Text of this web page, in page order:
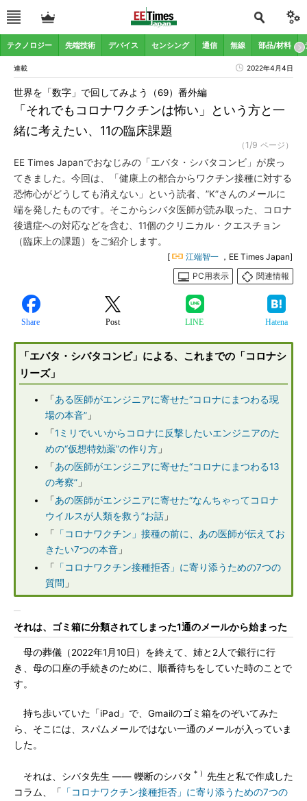
テクノロジー 先端技術 デバイス センシング 通信 無線 部品/材料
連載 2022年4月4日
「それでもコロナワクチンは怖い」という方と一
緒に考えたい、11の臨床課題
世界を「数字」で回してみよう（69）番外編
（1/9 ページ）
EE Times Japanでおなじみの「エバタ・シバタコンビ」が戻っ
てきました。今回は、「健康上の都合からワクチン接種に対する
恐怖心がどうしても消えない」という読者、”K”さんのメールに
端を発したものです。そこからシバタ医師が読み取った、コロナ
後遺症への対応などを含む、11個のクリニカル・クエスチョン
（臨床上の課題）をご紹介します。
[ 江端智一 ，EE Times Japan]
PC用表示
関連情報
Share Post LINE Hatena
「エバタ・シバタコンビ」による、これまでの「コロナシ
リーズ」
「ある医師がエンジニアに寄せた“コロナにまつわる現
場の本音” 」
「1ミリでいいからコロナに反撃したいエンジニアのた
めの“仮想特効薬”の作り方 」
「あの医師がエンジニアに寄せた“コロナにまつわる13
の考察” 」
「あの医師がエンジニアに寄せた“なんちゃってコロナ
ウイルスが人類を救う”お話 」
「
「コロナワクチン」接種の前に、あの医師が伝えてお
きたい7つの本音 」
「
「コロナワクチン接種拒否」に寄り添うための7つの
質問 」
それは、ゴミ箱に分類されてしまった1通のメールから始まった
母の葬儀（2022年1月10日）を終えて、姉と2人で銀行に行
き、母の口座の手続きのために、順番待ちをしていた時のことで
す。
持ち歩いていた「iPad」で、Gmailのゴミ箱をのぞいてみた
ら、そこには、スパムメールではない一通のメールが入っていま
した。
それは、シバタ先生 ―― 轢断のシバタ ＊） 先生と私で作成した
コラム、「 「コロナワクチン接種拒否」に寄り添うための7つの